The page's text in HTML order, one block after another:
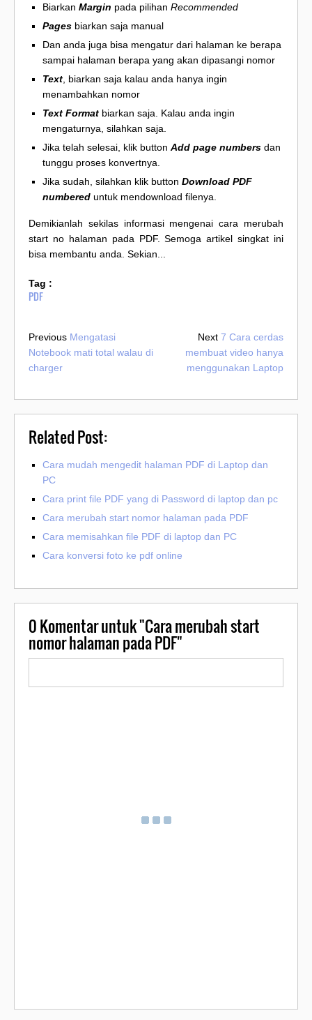
Biarkan Margin pada pilihan Recommended
Pages biarkan saja manual
Dan anda juga bisa mengatur dari halaman ke berapa
sampai halaman berapa yang akan dipasangi nomor
Text , biarkan saja kalau anda hanya ingin
menambahkan nomor
Text Format biarkan saja. Kalau anda ingin
mengaturnya, silahkan saja.
Jika telah selesai, klik button Add page numbers dan
tunggu proses konvertnya.
Jika sudah, silahkan klik button Download PDF
numbered untuk mendownload filenya.
Demikianlah sekilas informasi mengenai cara merubah
start no halaman pada PDF. Semoga artikel singkat ini
bisa membantu anda. Sekian...
Tag :
PDF
Previous Mengatasi
Notebook mati total walau di
charger
Next 7 Cara cerdas
membuat video hanya
menggunakan Laptop
Related Post:
Cara mudah mengedit halaman PDF di Laptop dan
PC
Cara print file PDF yang di Password di laptop dan pc
Cara merubah start nomor halaman pada PDF
Cara memisahkan file PDF di laptop dan PC
Cara konversi foto ke pdf online
0Komentar untuk "Cara merubah start
nomor halaman pada PDF"